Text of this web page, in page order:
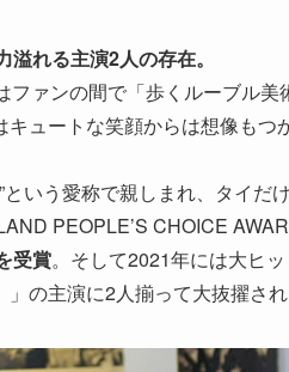
れる主演2人の存在。
ファンの間で「歩くルーブル
キュートな笑顔からは想像もつ
いう愛称で親しまれ、タイだ
PEOPLE’S CHOICE
受賞。そして2021年には大ヒ
の主演に2人揃って大抜擢され